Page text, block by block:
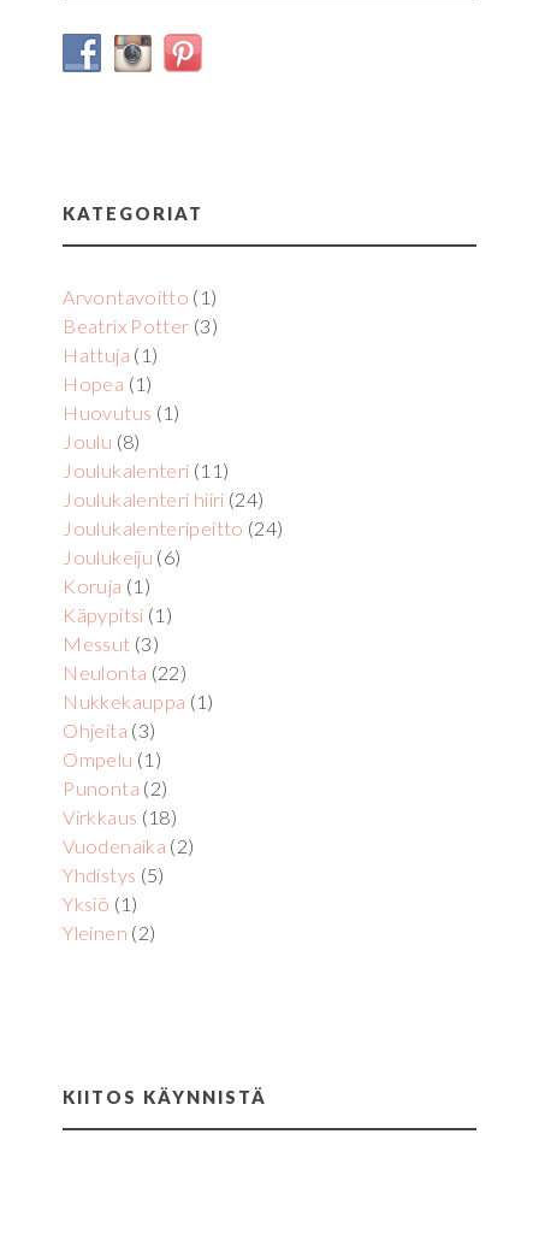
KATEGORIAT
Arvontavoitto (1)
Beatrix Potter (3)
Hattuja (1)
Hopea (1)
Huovutus (1)
Joulu (8)
Joulukalenteri (11)
Joulukalenteri hiiri (24)
Joulukalenteripeitto (24)
Joulukeiju (6)
Koruja (1)
Käpypitsi (1)
Messut (3)
Neulonta (22)
Nukkekauppa (1)
Ohjeita (3)
Ompelu (1)
Punonta (2)
Virkkaus (18)
Vuodenaika (2)
Yhdistys (5)
Yksiö (1)
Yleinen (2)
KIITOS KÄYNNISTÄ